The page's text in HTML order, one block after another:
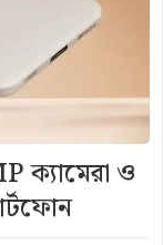
ক্যামেরা ও